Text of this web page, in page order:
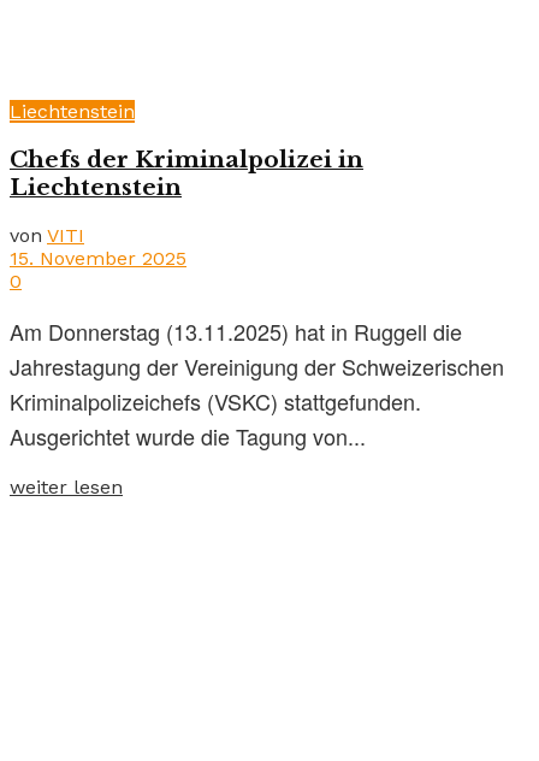
Liechtenstein
Chefs der Kriminalpolizei in
Liechtenstein
von VITI
15. November 2025
0
Am Donnerstag (13.11.2025) hat in Ruggell die
Jahrestagung der Vereinigung der Schweizerischen
Kriminalpolizeichefs (VSKC) stattgefunden.
Ausgerichtet wurde die Tagung von...
weiter lesen